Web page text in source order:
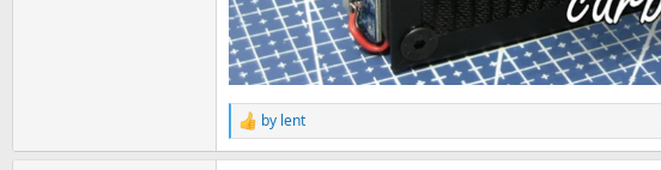
R
e
by lent